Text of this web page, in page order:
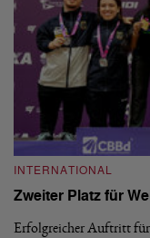
INTERNATIONAL
Zweiter Platz für
Erfolgreicher Auftritt für